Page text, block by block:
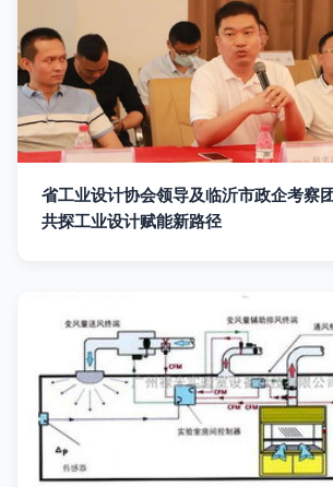
省工业设计协会领导及临沂市政企考察
共探工业设计赋能新路径